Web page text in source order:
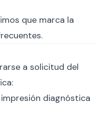
que marca la
a solicitud del
diagnóstica